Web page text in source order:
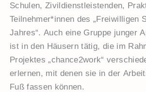
Schulen, Zivildienstleistenden,
Teilnehmer*innen des „Freiwilligen
Jahres“. Auch eine Gruppe junger
ist in den Häusern tätig, die im
Projektes „chance2work“
erlernen, mit denen sie in der
Fuß fassen können.